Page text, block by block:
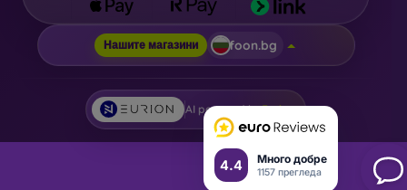
4.4 Много добре
1157 прегледа
Нашите магазини foon.bg
AI powered byEurion